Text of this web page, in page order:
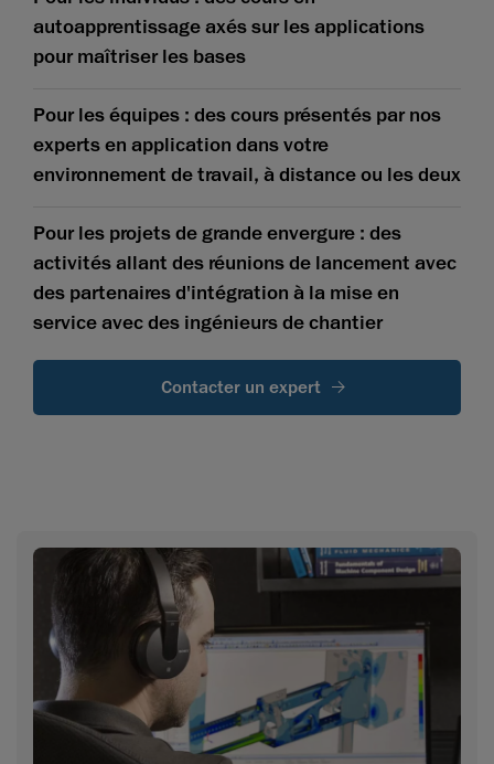
autoapprentissage axés sur les applications
pour maîtriser les bases
Pour les équipes : des cours présentés par nos
experts en application dans votre
environnement de travail, à distance ou les deux
Pour les projets de grande envergure : des
activités allant des réunions de lancement avec
des partenaires d'intégration à la mise en
service avec des ingénieurs de chantier
Contacter un expert